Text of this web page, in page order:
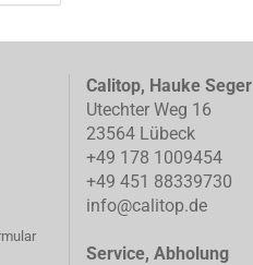
Calitop, Hauke Seger
Utechter Weg 16
23564 Lübeck
+49 178 1009454
+49 451 88339730
info@calitop.de
Service, Abholung